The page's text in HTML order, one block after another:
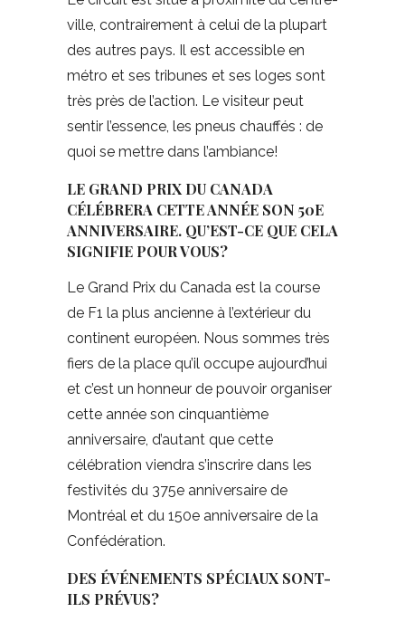
ville, contrairement à celui de la plupart
des autres pays. Il est accessible en
métro et ses tribunes et ses loges sont
très près de l’action. Le visiteur peut
sentir l’essence, les pneus chauffés : de
quoi se mettre dans l’ambiance!
LE GRAND PRIX DU CANADA
CÉLÉBRERA CETTE ANNÉE SON 50E
ANNIVERSAIRE. QU’EST-CE QUE CELA
SIGNIFIE POUR VOUS?
Le Grand Prix du Canada est la course
de F1 la plus ancienne à l’extérieur du
continent européen. Nous sommes très
fiers de la place qu’il occupe aujourd’hui
et c’est un honneur de pouvoir organiser
cette année son cinquantième
anniversaire, d’autant que cette
célébration viendra s’inscrire dans les
festivités du 375e anniversaire de
Montréal et du 150e anniversaire de la
Confédération.
DES ÉVÉNEMENTS SPÉCIAUX SONT-
ILS PRÉVUS?